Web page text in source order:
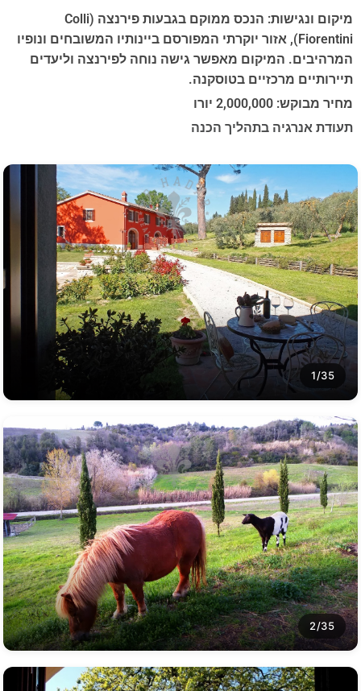
מיקום ונגישות: הנכס ממוקם בגבעות פירנצה (Colli
Fiorentini), אזור יוקרתי המפורסם ביינותיו המשובחים ונופיו
המרהיבים. המיקום מאפשר גישה נוחה לפירנצה וליעדים
תיירותיים מרכזיים בטוסקנה.
מחיר מבוקש: 2,000,000 יורו
תעודת אנרגיה בתהליך הכנה
1/35
2/35